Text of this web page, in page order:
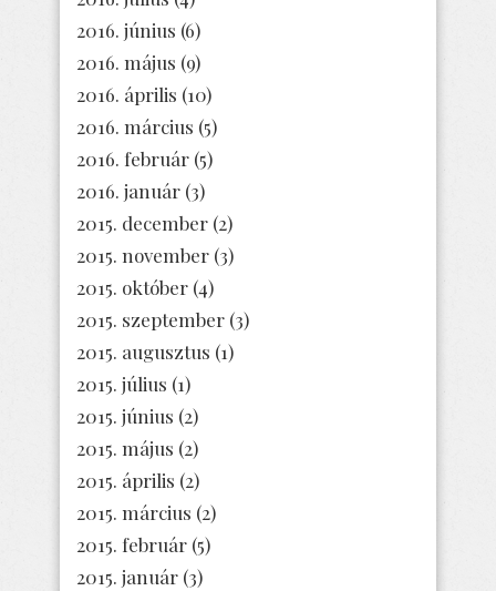
2016. június (6)
2016. május (9)
2016. április (10)
2016. március (5)
2016. február (5)
2016. január (3)
2015. december (2)
2015. november (3)
2015. október (4)
2015. szeptember (3)
2015. augusztus (1)
2015. július (1)
2015. június (2)
2015. május (2)
2015. április (2)
2015. március (2)
2015. február (5)
2015. január (3)